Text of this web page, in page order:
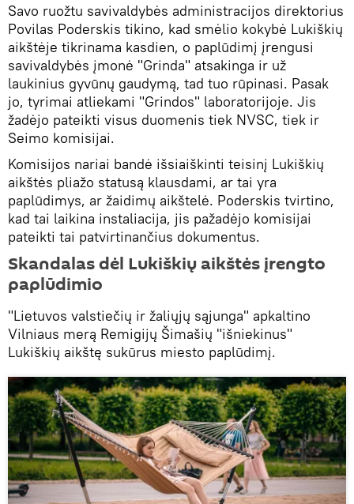
Savo ruožtu savivaldybės administracijos direktorius
Povilas Poderskis tikino, kad smėlio kokybė Lukiškių
aikštėje tikrinama kasdien, o paplūdimį įrengusi
savivaldybės įmonė "Grinda" atsakinga ir už
laukinius gyvūnų gaudymą, tad tuo rūpinasi. Pasak
jo, tyrimai atliekami "Grindos" laboratorijoje. Jis
žadėjo pateikti visus duomenis tiek NVSC, tiek ir
Seimo komisijai.
Komisijos nariai bandė išsiaiškinti teisinį Lukiškių
aikštės pliažo statusą klausdami, ar tai yra
paplūdimys, ar žaidimų aikštelė. Poderskis tvirtino,
kad tai laikina instaliacija, jis pažadėjo komisijai
pateikti tai patvirtinančius dokumentus.
Skandalas dėl Lukiškių aikštės įrengto
paplūdimio
"Lietuvos valstiečių ir žaliųjų sąjunga" apkaltino
Vilniaus merą Remigijų Šimašių "išniekinus"
Lukiškių aikštę sukūrus miesto paplūdimį.